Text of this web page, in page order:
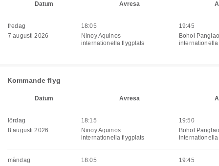
Datum Avresa
fredag
7 augusti 2026
18:05
Ninoy Aquinos
internationella flygplats
19:45
Bohol Panglao
Kommande flyg
Datum Avresa
lördag
8 augusti 2026
18:15
Ninoy Aquinos
internationella flygplats
19:50
Bohol Panglao
måndag
18:05
19:45